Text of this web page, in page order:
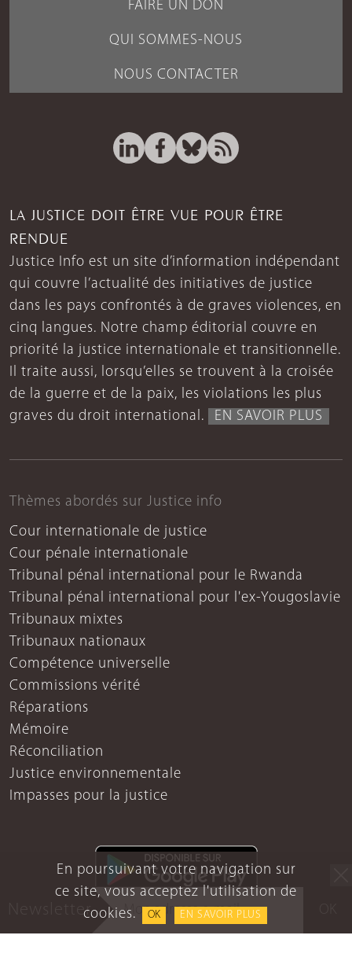
En poursuivant votre navigation sur
ce site, vous acceptez l'utilisation de
cookies.
OK EN SAVOIR PLUS
FAIRE UN DON
QUI SOMMES-NOUS
NOUS CONTACTER
LA JUSTICE DOIT ÊTRE VUE POUR ÊTRE
RENDUE
Justice Info est un site d’information indépendant
qui couvre l’actualité des initiatives de justice
dans les pays confrontés à de graves violences, en
cinq langues. Notre champ éditorial couvre en
priorité la justice internationale et transitionnelle.
Il traite aussi, lorsqu’elles se trouvent à la croisée
de la guerre et de la paix, les violations les plus
graves du droit international.
EN SAVOIR PLUS
Thèmes abordés sur Justice info
Cour internationale de justice
Cour pénale internationale
Tribunal pénal international pour le Rwanda
Tribunal pénal international pour l'ex-Yougoslavie
Tribunaux mixtes
Tribunaux nationaux
Compétence universelle
Commissions vérité
Réparations
Mémoire
Réconciliation
Justice environnementale
Impasses pour la justice
Mentions légales
Newsletter